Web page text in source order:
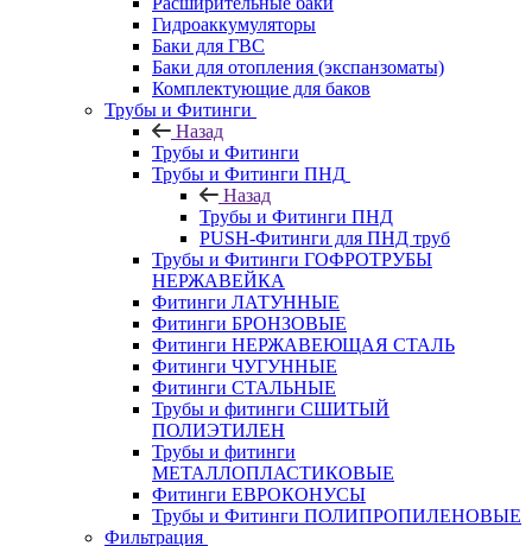
Гидроаккумуляторы
Баки для ГВС
Баки для отопления (экспанзоматы)
Комплектующие для баков
Трубы и Фитинги
Назад
Трубы и Фитинги
Трубы и Фитинги ПНД
Назад
Трубы и Фитинги ПНД
PUSH-Фитинги для ПНД труб
Трубы и Фитинги ГОФРОТРУБЫ
НЕРЖАВЕЙКА
Фитинги ЛАТУННЫЕ
Фитинги БРОНЗОВЫЕ
Фитинги НЕРЖАВЕЮЩАЯ СТАЛЬ
Фитинги ЧУГУННЫЕ
Фитинги СТАЛЬНЫЕ
Трубы и фитинги СШИТЫЙ
ПОЛИЭТИЛЕН
Трубы и фитинги
МЕТАЛЛОПЛАСТИКОВЫЕ
Фитинги ЕВРОКОНУСЫ
Трубы и Фитинги ПОЛИПРОПИЛЕНОВЫЕ
Фильтрация